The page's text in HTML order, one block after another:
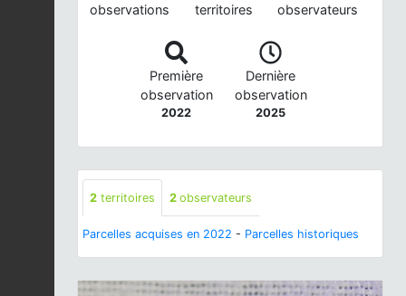
observations territoires observateurs
Première
observation
2022
Dernière
observation
2025
2 territoires 2 observateurs
Parcelles acquises en 2022 - Parcelles historiques